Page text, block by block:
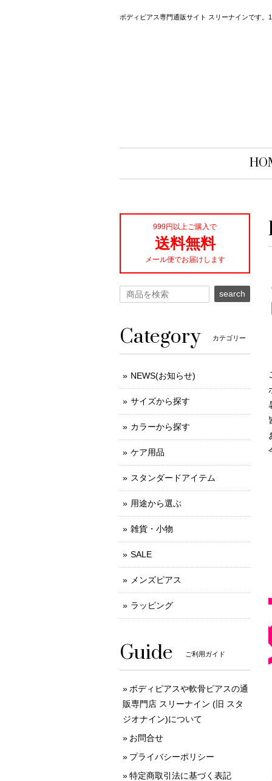
ボディピアス専門通販サイト スリーナインです
999円以上ご購入で
送料無料
メール便でお届けします
search
Category カテゴリー
NEWS(お知らせ)
サイズから探す
カラーから探す
ケア用品
スタンダードアイテム
用途から選ぶ
雑貨・小物
SALE
メンズピアス
ラッピング
Guide ご利用ガイド
ボディピアスや軟骨ピアスの通
販専門店 スリーナイン (旧 スタ
ジオナイン)について
お問合せ
プライバシーポリシー
特定商取引法に基づく表記